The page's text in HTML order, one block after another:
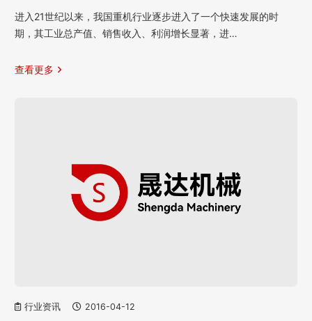
进入21世纪以来，我国重机行业逐步进入了一个快速发展的时
期，其工业总产值、销售收入、利润增长显著，进…
查看更多
行业资讯 2016-04-12